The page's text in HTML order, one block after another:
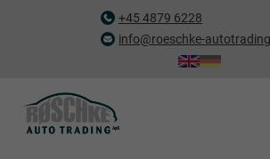
+45 4879 6228
info@roeschke-